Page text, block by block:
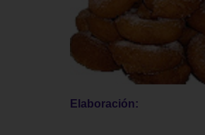
Elaboración: